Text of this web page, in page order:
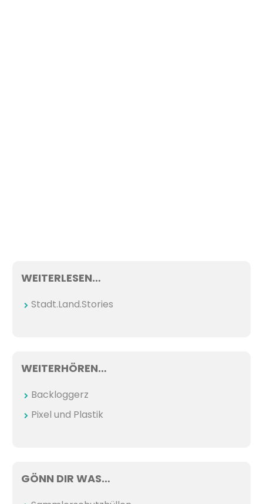
WEITERLESEN…
Stadt.Land.Stories
WEITERHÖREN…
Backloggerz
Pixel und Plastik
GÖNN DIR WAS…